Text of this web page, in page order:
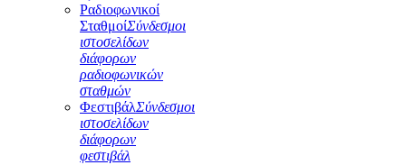
Ραδιοφωνικοί
ΣταθμοίΣύνδεσμοι
ιστοσελίδων
διάφορων
ραδιοφωνικών
σταθμών
ΦεστιβάλΣύνδεσμοι
ιστοσελίδων
διάφορων
φεστιβάλ